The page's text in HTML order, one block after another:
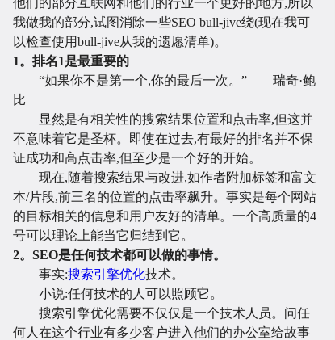
他们的部分互联网和他们的行业一个更好的地方,所以
我做我的部分,试图消除一些SEO bull-jive绕(现在我可
以检查使用bull-jive从我的遗愿清单)。
1。排名1是最重要的
“如果你不是第一个,你的最后一次。”——瑞奇·鲍
比
显然是有相关性的搜索结果位置和点击率,但这并
不意味着它是圣杯。即使在过去,有最好的排名并不保
证成功和高点击率,但至少是一个好的开始。
现在,随着搜索结果与改进,如作者附加标签和富文
本/片段,前三名的位置的点击率飙升。事实是每个网站
的目标相关的信息和用户友好的清单。一个高质量的4
号可以理论上能当它归结到它。
2。SEO是任何技术都可以做的事情。
事实:搜索引擎优化技术。
小说:任何技术的人可以照顾它。
搜索引擎优化需要不仅仅是一个技术人员。问任
何人在这个行业有多少客户进入他们的办公室给故事